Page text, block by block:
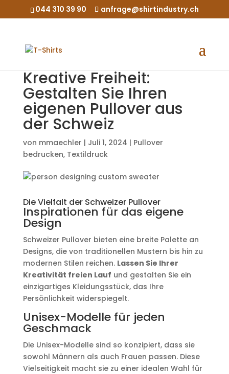
044 310 39 90 anfrage@shirtindustry.ch
Kreative Freiheit:
Gestalten Sie Ihren
eigenen Pullover aus
der Schweiz
von mmaechler | Juli 1, 2024 | Pullover
bedrucken, Textildruck
Die Vielfalt der Schweizer Pullover
Inspirationen für das eigene
Design
Schweizer Pullover bieten eine breite Palette an
Designs, die von traditionellen Mustern bis hin zu
modernen Stilen reichen. Lassen Sie Ihrer
Kreativität freien Lauf und gestalten Sie ein
einzigartiges Kleidungsstück, das Ihre
Persönlichkeit widerspiegelt.
Unisex-Modelle für jeden
Geschmack
Die Unisex-Modelle sind so konzipiert, dass sie
sowohl Männern als auch Frauen passen. Diese
Vielseitigkeit macht sie zu einer idealen Wahl für